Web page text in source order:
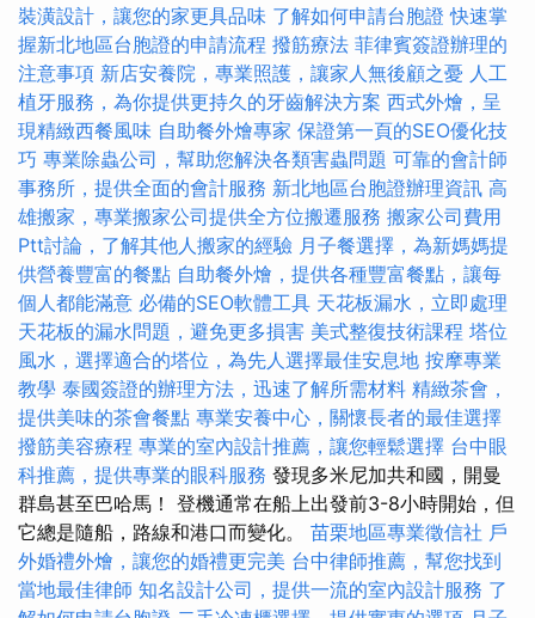
裝潢設計，讓您的家更具品味 了解如何申請台胞證 快速掌
握新北地區台胞證的申請流程 撥筋療法 菲律賓簽證辦理的
注意事項 新店安養院，專業照護，讓家人無後顧之憂 人工
植牙服務，為你提供更持久的牙齒解決方案 西式外燴，呈
現精緻西餐風味 自助餐外燴專家 保證第一頁的SEO優化技
巧 專業除蟲公司，幫助您解決各類害蟲問題 可靠的會計師
事務所，提供全面的會計服務 新北地區台胞證辦理資訊 高
雄搬家，專業搬家公司提供全方位搬遷服務 搬家公司費用
Ptt討論，了解其他人搬家的經驗 月子餐選擇，為新媽媽提
供營養豐富的餐點 自助餐外燴，提供各種豐富餐點，讓每
個人都能滿意 必備的SEO軟體工具 天花板漏水，立即處理
天花板的漏水問題，避免更多損害 美式整復技術課程 塔位
風水，選擇適合的塔位，為先人選擇最佳安息地 按摩專業
教學 泰國簽證的辦理方法，迅速了解所需材料 精緻茶會，
提供美味的茶會餐點 專業安養中心，關懷長者的最佳選擇
撥筋美容療程 專業的室內設計推薦，讓您輕鬆選擇 台中眼
科推薦，提供專業的眼科服務 發現多米尼加共和國，開曼
群島甚至巴哈馬！ 登機通常在船上出發前3-8小時開始，但
它總是隨船，路線和港口而變化。 苗栗地區專業徵信社 戶
外婚禮外燴，讓您的婚禮更完美 台中律師推薦，幫您找到
當地最佳律師 知名設計公司，提供一流的室內設計服務 了